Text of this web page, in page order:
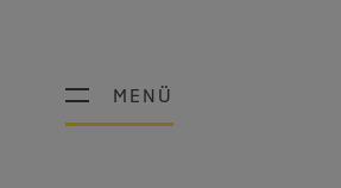
MENÜ
MENÜ